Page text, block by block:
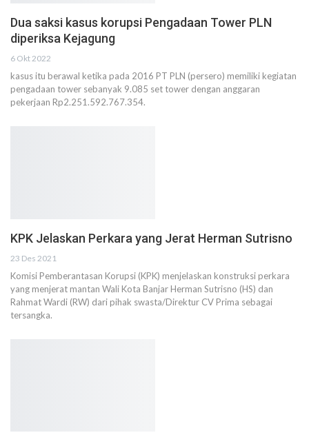
Dua saksi kasus korupsi Pengadaan Tower PLN
diperiksa Kejagung
6 Okt 2022
kasus itu berawal ketika pada 2016 PT PLN (persero) memiliki kegiatan
pengadaan tower sebanyak 9.085 set tower dengan anggaran
pekerjaan Rp2.251.592.767.354.
KPK Jelaskan Perkara yang Jerat Herman Sutrisno
23 Des 2021
Komisi Pemberantasan Korupsi (KPK) menjelaskan konstruksi perkara
yang menjerat mantan Wali Kota Banjar Herman Sutrisno (HS) dan
Rahmat Wardi (RW) dari pihak swasta/Direktur CV Prima sebagai
tersangka.